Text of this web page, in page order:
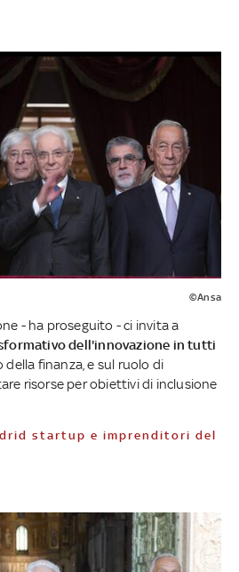
©Ansa
- ha proseguito - ci invita a
dell'innovazione in tutti
della finanza, e sul ruolo di
risorse per obiettivi di inclusione